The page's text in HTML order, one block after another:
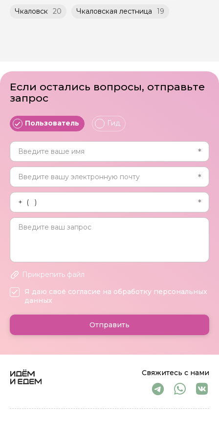
Чкаловск 20 Чкаловская лестница 19
Свяжитесь с нами
Если остались вопросы, отправьте
запрос
Пользователь Гид
Прикрепить файл
Я даю своё согласие на обработку персональных
данных
Отправить